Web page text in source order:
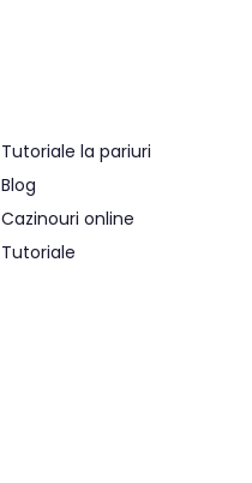
Tutoriale la pariuri
Blog
Cazinouri online
Tutoriale